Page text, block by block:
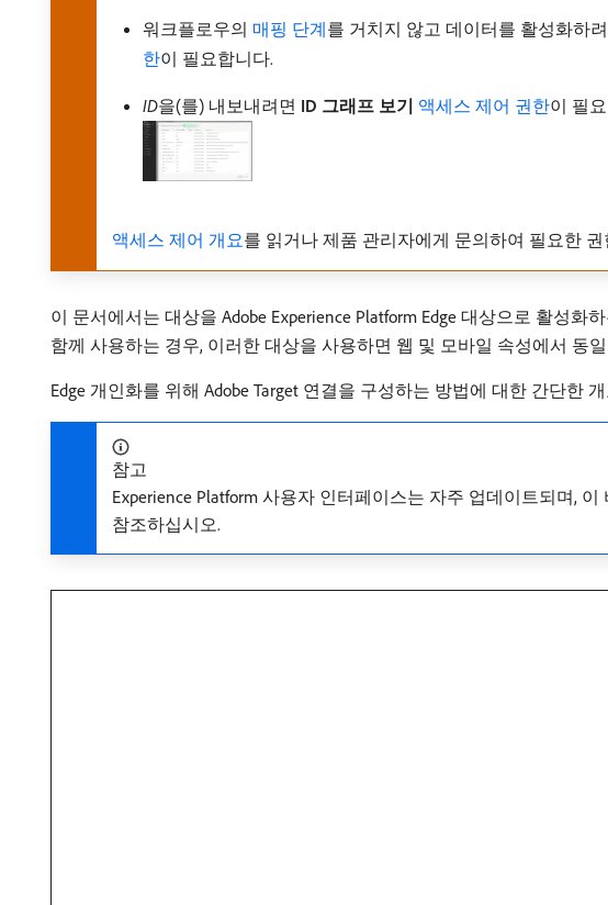
워크플로우의 매핑 단계를 거치지 않고 데이터를 활성화하
한이 필요합니다.
ID​을(를) 내보내려면 ID 그래프 보기 액세스 제어 권한이 필
액세스 제어 개요를 읽거나 제품 관리자에게 문의하여 필요한
이 문서에서는 대상을 Adobe Experience Platform Edge 대상으로 활성화
함께 사용하는 경우, 이러한 대상을 사용하면 웹 및 모바일 속성에서 동
Edge 개인화를 위해 Adobe Target 연결을 구성하는 방법에 대한 간단한
참고
Experience Platform 사용자 인터페이스는 자주 업데이트되며,
참조하십시오.